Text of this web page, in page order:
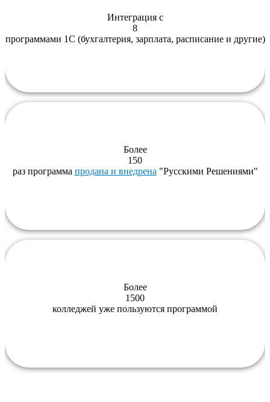
Интеграция с
8
программами 1С (бухгалтерия, зарплата, расписание и другие)
Более
150
раз программа продана и внедрена "Русскими Решениями"
Более
1500
колледжей уже пользуются программой